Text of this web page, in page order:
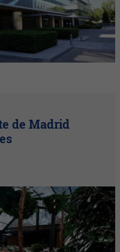
de Madrid